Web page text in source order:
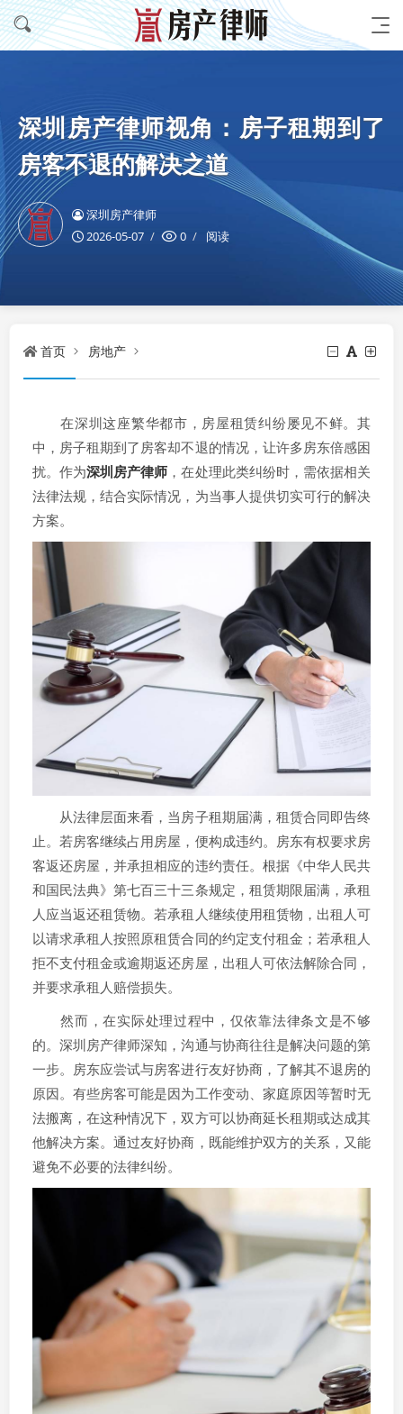
深圳房产律师视角：房子租期到了
房客不退的解决之道
深圳房产律师
2026-05-07
0 阅读
首页 房地产
在深圳这座繁华都市，房屋租赁纠纷屡见不鲜。其
中，房子租期到了房客却不退的情况，让许多房东倍感困
扰。作为深圳房产律师 ，在处理此类纠纷时，需依据相关
法律法规，结合实际情况，为当事人提供切实可行的解决
方案。
从法律层面来看，当房子租期届满，租赁合同即告终
止。若房客继续占用房屋，便构成违约。房东有权要求房
客返还房屋，并承担相应的违约责任。根据《中华人民共
和国民法典》第七百三十三条规定，租赁期限届满，承租
人应当返还租赁物。若承租人继续使用租赁物，出租人可
以请求承租人按照原租赁合同的约定支付租金；若承租人
拒不支付租金或逾期返还房屋，出租人可依法解除合同，
并要求承租人赔偿损失。
然而，在实际处理过程中，仅依靠法律条文是不够
的。深圳房产律师深知，沟通与协商往往是解决问题的第
一步。房东应尝试与房客进行友好协商，了解其不退房的
原因。有些房客可能是因为工作变动、家庭原因等暂时无
法搬离，在这种情况下，双方可以协商延长租期或达成其
他解决方案。通过友好协商，既能维护双方的关系，又能
避免不必要的法律纠纷。